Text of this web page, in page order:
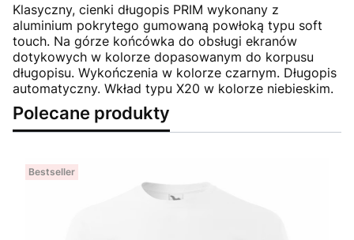
Klasyczny, cienki długopis PRIM wykonany z
aluminium pokrytego gumowaną powłoką typu soft
touch. Na górze końcówka do obsługi ekranów
dotykowych w kolorze dopasowanym do korpusu
długopisu. Wykończenia w kolorze czarnym. Długopis
automatyczny. Wkład typu X20 w kolorze niebieskim.
Polecane produkty
Bestseller